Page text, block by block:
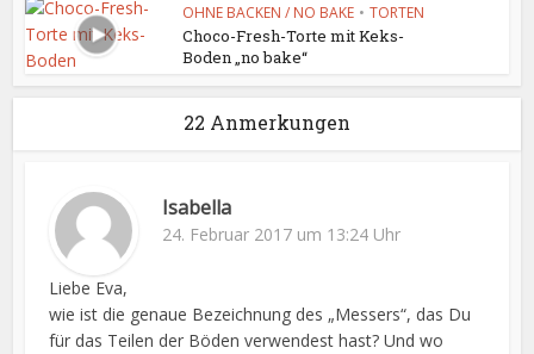
OHNE BACKEN / NO BAKE • TORTEN
Choco-Fresh-Torte mit Keks-
Boden „no bake“
22 Anmerkungen
Isabella
24. Februar 2017 um 13:24 Uhr
Liebe Eva,
wie ist die genaue Bezeichnung des „Messers“, das Du
für das Teilen der Böden verwendest hast? Und wo